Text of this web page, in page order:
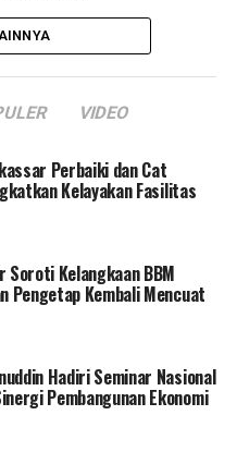
VIDEO
Perbaiki dan Cat
Kelayakan Fasilitas
Soroti Kelangkaan BBM
Pengetap Kembali Mencuat
Hadiri Seminar Nasional
Pembangunan Ekonomi